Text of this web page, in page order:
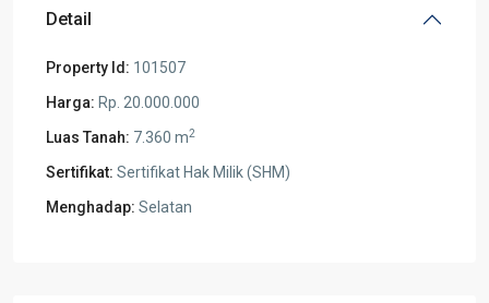
Detail
Property Id: 101507
Harga: Rp. 20.000.000
Luas Tanah: 7.360 m2
Sertifikat: Sertifikat Hak Milik (SHM)
Menghadap: Selatan